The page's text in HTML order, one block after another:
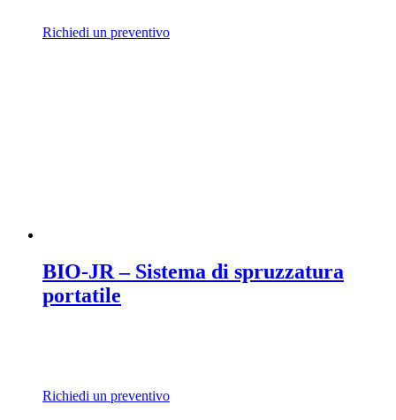
Richiedi un preventivo
BIO-JR – Sistema di spruzzatura
portatile
Richiedi un preventivo